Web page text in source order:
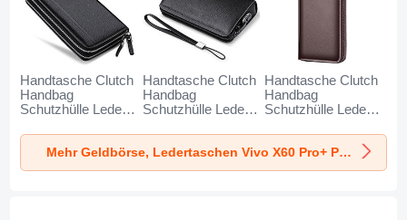
Handtasche Clutch
Handbag
Schutzhülle Leder
Vivo X60 Pro+ Plus
5G Schwarz
Handtasche Clutch
Handbag
Schutzhülle Leder
Vivo X60 Pro+ Plus
5G Schwarz
Handtasche Clutch
Handbag
Schutzhülle Leder
Vivo X60 Pro+ Plus
5G Braun
Mehr Geldbörse, Ledertaschen Vivo X60 Pro+ Plus 5G